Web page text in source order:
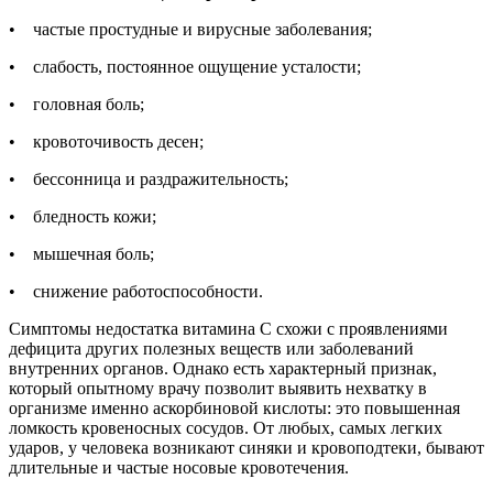
• частые простудные и вирусные заболевания;
• слабость, постоянное ощущение усталости;
• головная боль;
• кровоточивость десен;
• бессонница и раздражительность;
• бледность кожи;
• мышечная боль;
• снижение работоспособности.
Симптомы недостатка витамина С схожи с проявлениями
дефицита других полезных веществ или заболеваний
внутренних органов. Однако есть характерный признак,
который опытному врачу позволит выявить нехватку в
организме именно аскорбиновой кислоты: это повышенная
ломкость кровеносных сосудов. От любых, самых легких
ударов, у человека возникают синяки и кровоподтеки, бывают
длительные и частые носовые кровотечения.